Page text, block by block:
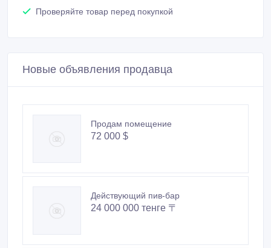
Проверяйте товар перед покупкой
Новые объявления продавца
Продам помещение
72 000 $
Действующий пив-бар
24 000 000 тенге 〒